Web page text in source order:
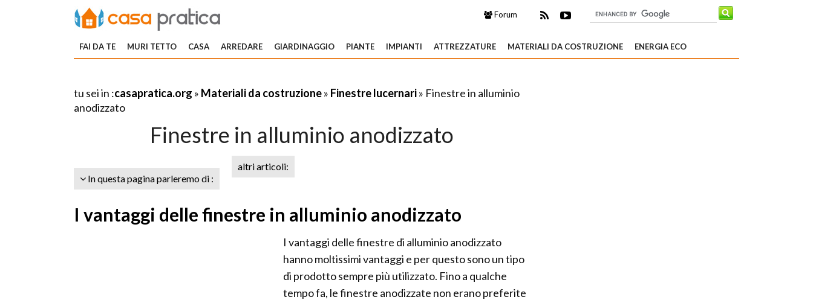
Forum
FAI DA TE MURI TETTO CASA ARREDARE GIARDINAGGIO PIANTE IMPIANTI ATTREZZATURE MATERIALI DA COSTRUZIONE ENERGIA ECO
tu sei in :casapratica.org » Materiali da costruzione» Finestre lucernari» Finestre in alluminio
anodizzato
Finestre in alluminio anodizzato
In questa pagina parleremo di :
altri articoli:
I vantaggi delle finestre in alluminio anodizzato
I vantaggi delle finestre di alluminio anodizzato
hanno moltissimi vantaggi e per questo sono un tipo
di prodotto sempre più utilizzato. Fino a qualche
tempo fa, le finestre anodizzate non erano preferite